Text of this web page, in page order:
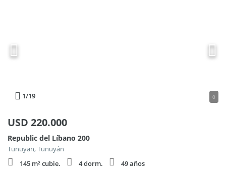
1/19 0
USD 220.000
Republic del Líbano 200
Tunuyan, Tunuyán
145 m² cubie.
4 dorm.
49 años